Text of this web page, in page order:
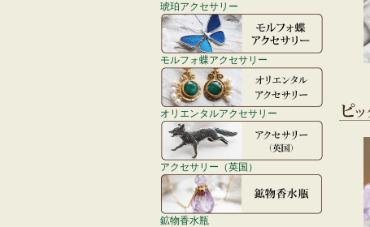
琥珀アクセサリー
モルフォ蝶アクセサリー
オリエンタルアクセサリー
アクセサリー（英国）
鉱物香水瓶